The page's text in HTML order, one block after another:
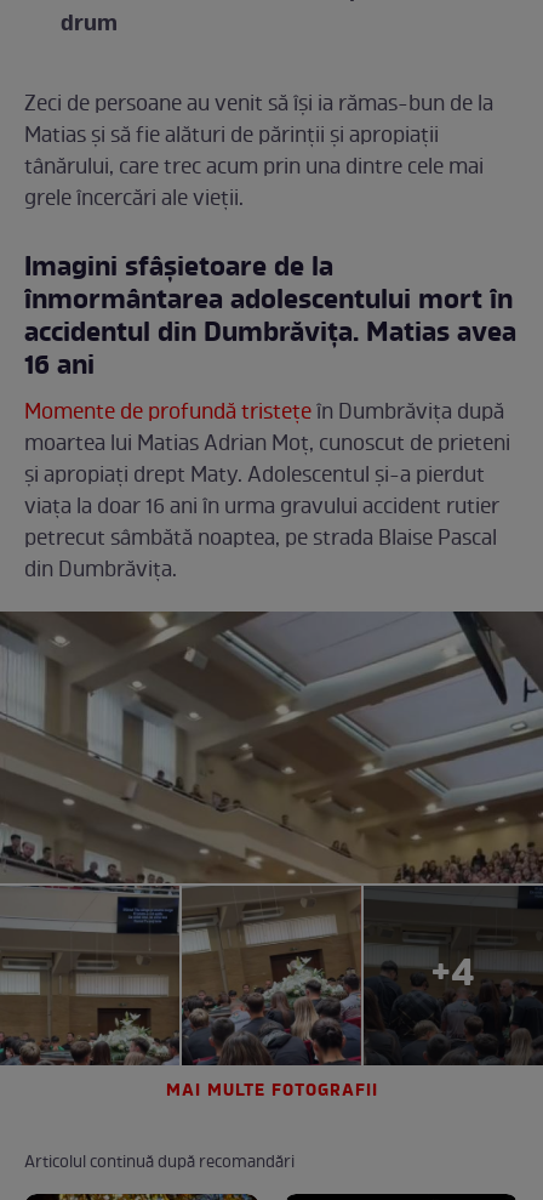
drum
Zeci de persoane au venit să își ia rămas-bun de la
Matias și să fie alături de părinții și apropiații
tânărului, care trec acum prin una dintre cele mai
grele încercări ale vieții.
Imagini sfâșietoare de la
înmormântarea adolescentului mort în
accidentul din Dumbrăvița. Matias avea
16 ani
Momente de profundă tristețeîn Dumbrăvița după
moartea lui Matias Adrian Moț, cunoscut de prieteni
și apropiați drept Maty. Adolescentul și-a pierdut
viața la doar 16 ani în urma gravului accident rutier
petrecut sâmbătă noaptea, pe strada Blaise Pascal
din Dumbrăvița.
+4
MAI MULTE FOTOGRAFII
Articolul continuă după recomandări